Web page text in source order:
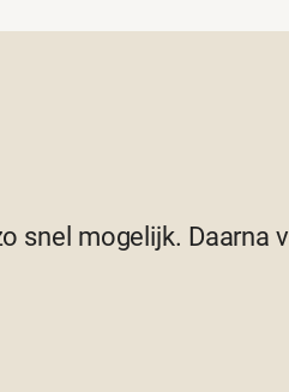
snel mogelijk. Daarna